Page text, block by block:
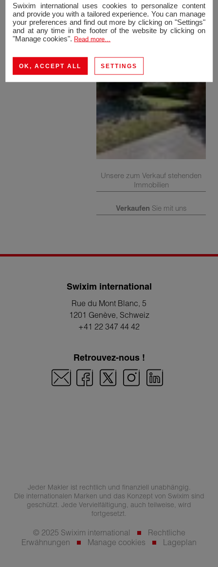
environ.
A visiter en exclusivité et sur rendez-vous!
Unsere zum Verkauf stehenden
Immobilien
Verkaufen Sie mit uns
Swixim international
Rue du Mont Blanc, 5
1201 Genève, Schweiz
+41 22 347 44 42
Retrouvez-nous !
Jeder Makler ist rechtlich und finanziell unabhängig.
Die internationalen Marken und das Konzept von Swixim sind
geschützt. Jede Vervielfältigung, auch teilweise, wird
fortgesetzt.
© 2025 Swixim international
Rechtliche
Erwähnungen
Manage cookies Lageplan
Swixim international uses cookies to personalize content
and provide you with a tailored experience. You can manage
your preferences and find out more by clicking on "Settings"
and at any time in the footer of the website by clicking on
"Manage cookies". Read more...
OK, ACCEPT ALL SETTINGS